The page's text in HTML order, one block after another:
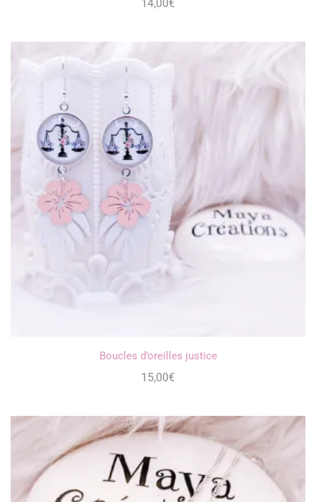
14,00€
Boucles d’oreilles justice
15,00€